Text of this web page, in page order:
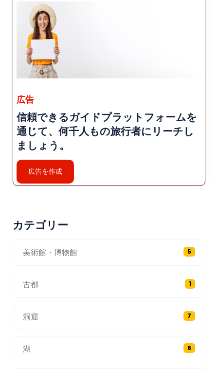
を称えるために開催されます。 ルミの精神的な遺
産。セマとして知られるこれらの儀式には、 伝統
的なスーフィー音楽に合わせて、僧侶たちの旋回
ダンス。 訪問者は、コンヤの一部の会場でこれら
の式典に参加できます。
郷土料理: Konya では、さまざまなトルコ料理を
提供しています。 独特のひねり。 「エトリ・エク
メク」などの伝統料理を試してみましょう。 肉と
さまざまな調味料をトッピングしたフラットブレ
ッドの一種）、「Fırın」 「Kebabı」（オーブン
で焼いたケバブ）、「Fırında Et」（オーブンで焼
いた肉料理）、 「バーミヤ・チョルバス」（オク
ラのスープ）。名物を味わうチャンスをお見逃し
なく 「エトリークメク」や「コンヤ シェエリ」な
どのコンヤのペストリーとデザート (コンヤシュガ
ー)。
ウス、ブティックを含む 宿泊施設。ホテルの多く
ト、ショッピングエリア、 レストラン。
広告
信頼できるガイドプラットフォームを
通じて、何千人もの旅行者にリーチし
ましょう。
広告を作成
カテゴリー
美術館・博物館 5
古都 1
洞窟 7
湖 6